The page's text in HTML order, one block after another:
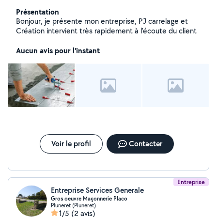
Présentation
Bonjour, je présente mon entreprise, PJ carrelage et
Création intervient très rapidement à l'écoute du client
Aucun avis pour l'instant
Voir le profil Contacter
Entreprise
Entreprise Services Generale
Gros oeuvre Maçonnerie Placo
Pluneret (Pluneret)
1/5 (2 avis)